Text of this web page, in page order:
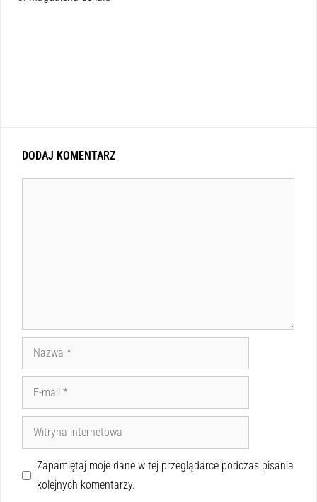
DODAJ KOMENTARZ
Zapamiętaj moje dane w tej przeglądarce podczas pisania
kolejnych komentarzy.